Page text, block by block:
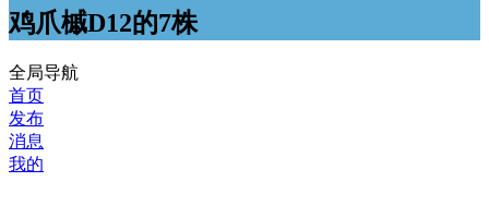
鸡爪槭D12的7株
全局导航
首页
发布
消息
我的